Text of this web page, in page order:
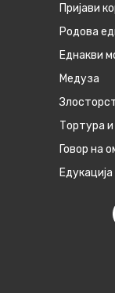
Пријави
Родова
Eднакви
Медуза
Тортура
Говор на
Едукација